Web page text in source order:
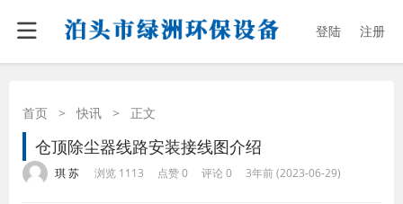
登陆 注册
首页 > 快讯 > 正文
仓顶除尘器线路安装接线图介绍
琪 苏 浏览 1113 点赞 0 评论 0 3年前 (2023-06-29)